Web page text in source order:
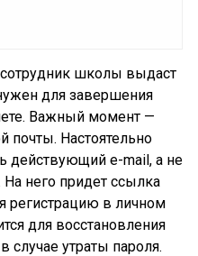
сотрудник школы выдаст
для завершения
Важный момент —
почты. Настоятельно
действующий e-mail, а не
На него придет ссылка
регистрацию в личном
для восстановления
случае утраты пароля.